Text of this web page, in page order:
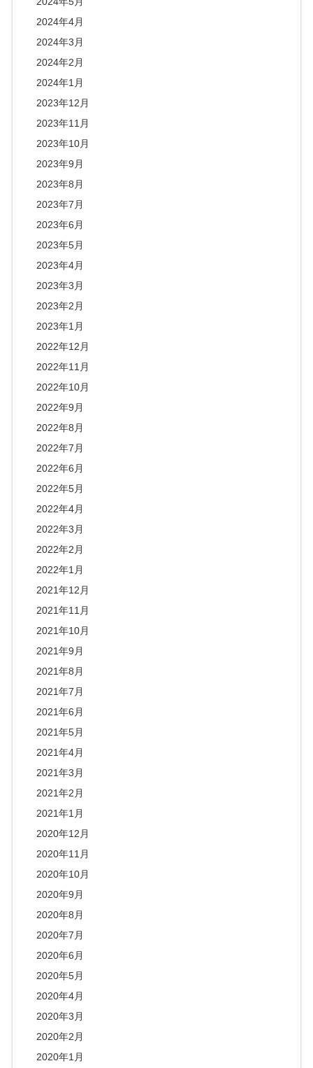
2024年4月
2024年3月
2024年2月
2024年1月
2023年12月
2023年11月
2023年10月
2023年9月
2023年8月
2023年7月
2023年6月
2023年5月
2023年4月
2023年3月
2023年2月
2023年1月
2022年12月
2022年11月
2022年10月
2022年9月
2022年8月
2022年7月
2022年6月
2022年5月
2022年4月
2022年3月
2022年2月
2022年1月
2021年12月
2021年11月
2021年10月
2021年9月
2021年8月
2021年7月
2021年6月
2021年5月
2021年4月
2021年3月
2021年2月
2021年1月
2020年12月
2020年11月
2020年10月
2020年9月
2020年8月
2020年7月
2020年6月
2020年5月
2020年4月
2020年3月
2020年2月
2020年1月